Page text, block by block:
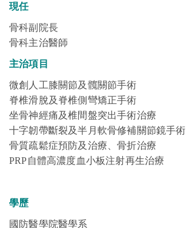
現任
骨科副院長
骨科主治醫師
主治項目
微創人工膝關節及髖關節手術
脊椎滑脫及脊椎側彎矯正手術
坐骨神經痛及椎間盤突出手術治療
十字韌帶斷裂及半月軟骨修補關節鏡手術
骨質疏鬆症預防及治療、骨折治療
PRP自體高濃度血小板注射再生治療
學歷
國防醫學院醫學系